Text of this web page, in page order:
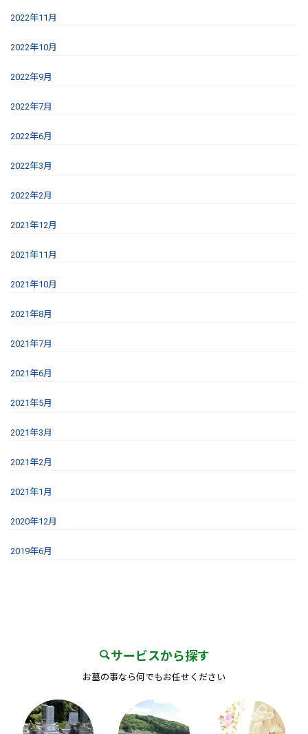
2022年11月
2022年10月
2022年9月
2022年7月
2022年6月
2022年3月
2022年2月
2021年12月
2021年11月
2021年10月
2021年8月
2021年7月
2021年6月
2021年5月
2021年3月
2021年2月
2021年1月
2020年12月
2019年6月
サービスから探す
お墓の事なら何でもお任せください